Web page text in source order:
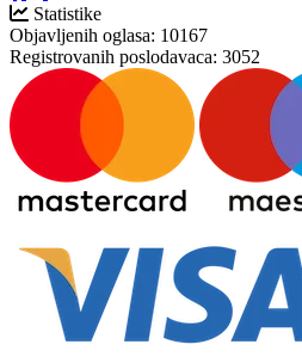
Statistike
Objavljenih oglasa: 10167
Registrovanih poslodavaca: 3052